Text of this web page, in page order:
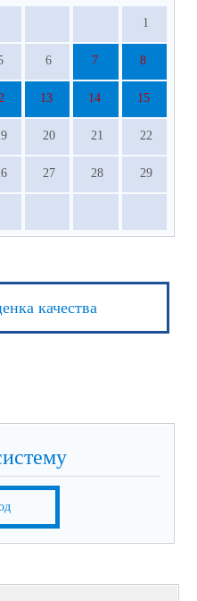
1
6 7 8
13 14 15
20 21 22
27 28 29
качества